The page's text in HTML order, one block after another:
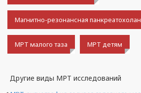
Магнитно-резонансная
МРТ малого таза МРТ детям
Другие виды МРТ исследований